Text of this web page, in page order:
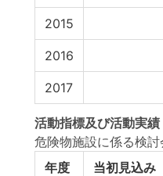
2015
2016
2017
活動指標及び活動実績
危険物施設に係る検
年度
当初見込み